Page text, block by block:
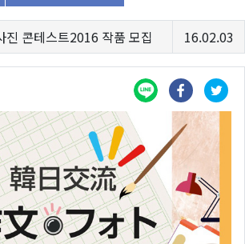
진 콘테스트2016 작품 모집 16.02.03